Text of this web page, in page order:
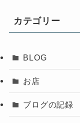
カテゴリー
BLOG
お店
ブログの記録